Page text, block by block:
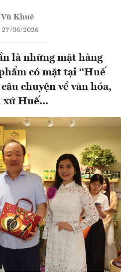
Vũ Khuê
27/06/2026
là những mặt hàng
có mặt tại “Huế
chuyện về văn hóa,
xứ Huế...